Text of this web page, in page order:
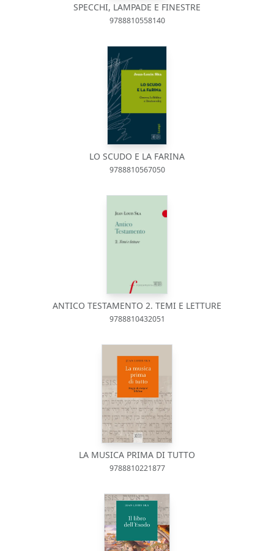
SPECCHI, LAMPADE E FINESTRE
9788810558140
LO SCUDO E LA FARINA
9788810567050
ANTICO TESTAMENTO 2. TEMI E LETTURE
9788810432051
LA MUSICA PRIMA DI TUTTO
9788810221877